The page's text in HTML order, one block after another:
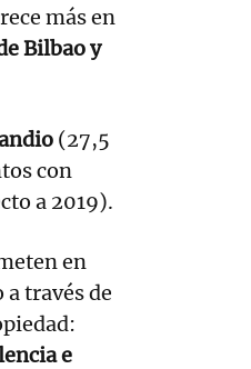
más en
Bilbao y
(27,5
con
a 2019).
en
través de
e